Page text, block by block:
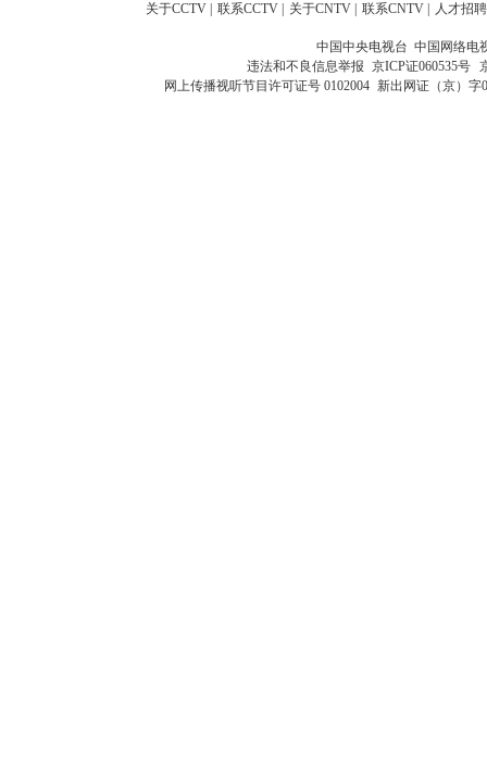
关于CCTV 联系CCTV 关于CNTV 联系CNTV 人才招聘
中国中央电视台 中国网络电
违法和不良信息举报 京ICP证060535号
网上传播视听节目许可证号 0102004 新出网证（京）